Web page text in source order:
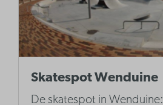
Skatespot Wenduine
De skatespot in